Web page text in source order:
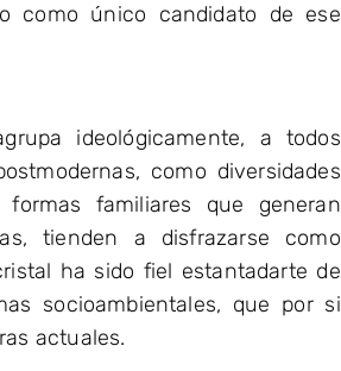
como único candidato de ese
ideológicamente, a todos
como diversidades
familiares que generan
tienden a disfrazarse como
ha sido fiel estantadarte de
socioambientales, que por si
actuales.